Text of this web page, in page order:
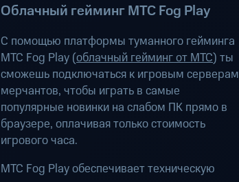
Облачный гейминг МТС Fog Play
С помощью платформы туманного гейминга
МТС Fog Play (облачный гейминг от МТС) ты
сможешь подключаться к игровым серверам
мерчантов, чтобы играть в самые
популярные новинки на слабом ПК прямо в
браузере, оплачивая только стоимость
игрового часа.
МТС Fog Play обеспечивает техническую